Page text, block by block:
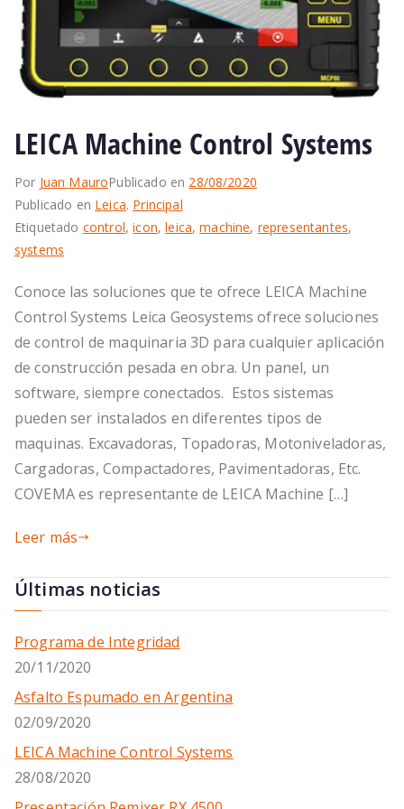
LEICA Machine Control Systems
Por Juan MauroPublicado en 28/08/2020
Publicado en Leica. Principal
Etiquetado control,icon,leica,machine, representantes,
systems
Conoce las soluciones que te ofrece LEICA Machine
Control Systems Leica Geosystems ofrece soluciones
de control de maquinaria 3D para cualquier aplicación
de construcción pesada en obra. Un panel, un
software, siempre conectados. Estos sistemas
pueden ser instalados en diferentes tipos de
maquinas. Excavadoras, Topadoras, Motoniveladoras,
Cargadoras, Compactadores, Pavimentadoras, Etc.
COVEMA es representante de LEICA Machine […]
Leer más
Últimas noticias
Programa de Integridad
20/11/2020
Asfalto Espumado en Argentina
02/09/2020
LEICA Machine Control Systems
28/08/2020